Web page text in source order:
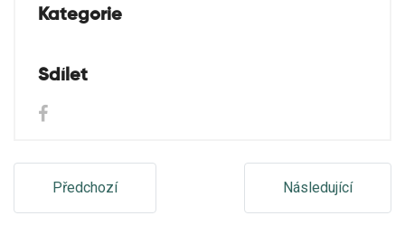
Kategorie
Sdílet
Předchozí Následující